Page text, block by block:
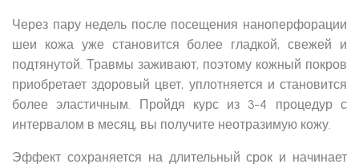
Через пару недель после посещения наноперфорации
шеи кожа уже становится более гладкой, свежей и
подтянутой. Травмы заживают, поэтому кожный покров
приобретает здоровый цвет, уплотняется и становится
более эластичным. Пройдя курс из 3-4 процедур с
интервалом в месяц, вы получите неотразимую кожу.
Эффект сохраняется на длительный срок и начинает